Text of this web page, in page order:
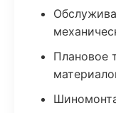
Плановое